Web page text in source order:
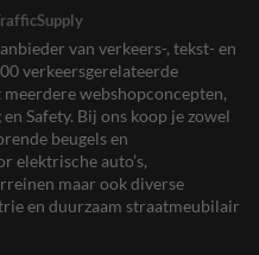
van verkeers-, tekst- en
verkeersgerelateerde
webshopconcepten,
Safety. Bij ons koop je zowel
beugels en
elektrische auto’s,
maar ook diverse
en duurzaam straatmeubilair